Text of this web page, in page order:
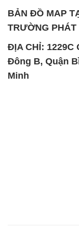
BẢN ĐỒ MAP
TRƯỜNG PHÁT
ĐỊA CHỈ:
Đông B, Quận
Minh